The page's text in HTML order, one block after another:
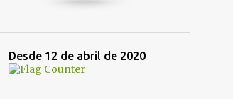
outubro 2023
setembro 2023
1
Desde 12 de abril de 2020